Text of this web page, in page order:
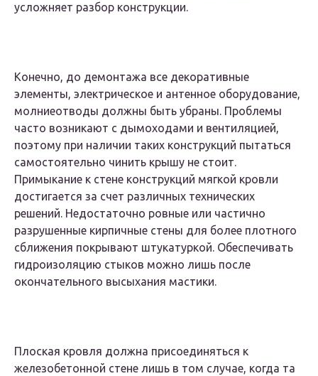
усложняет разбор конструкции.
Конечно, до демонтажа все декоративные
элементы, электрическое и антенное оборудование,
молниеотводы должны быть убраны. Проблемы
часто возникают с дымоходами и вентиляцией,
поэтому при наличии таких конструкций пытаться
самостоятельно чинить крышу не стоит.
Примыкание к стене конструкций мягкой кровли
достигается за счет различных технических
решений. Недостаточно ровные или частично
разрушенные кирпичные стены для более плотного
сближения покрывают штукатуркой. Обеспечивать
гидроизоляцию стыков можно лишь после
окончательного высыхания мастики.
Плоская кровля должна присоединяться к
железобетонной стене лишь в том случае, когда та